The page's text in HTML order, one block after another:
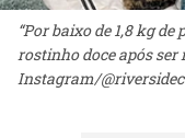
“Por baixo de 1,8 kg
rostinho doce após ser
Instagram/